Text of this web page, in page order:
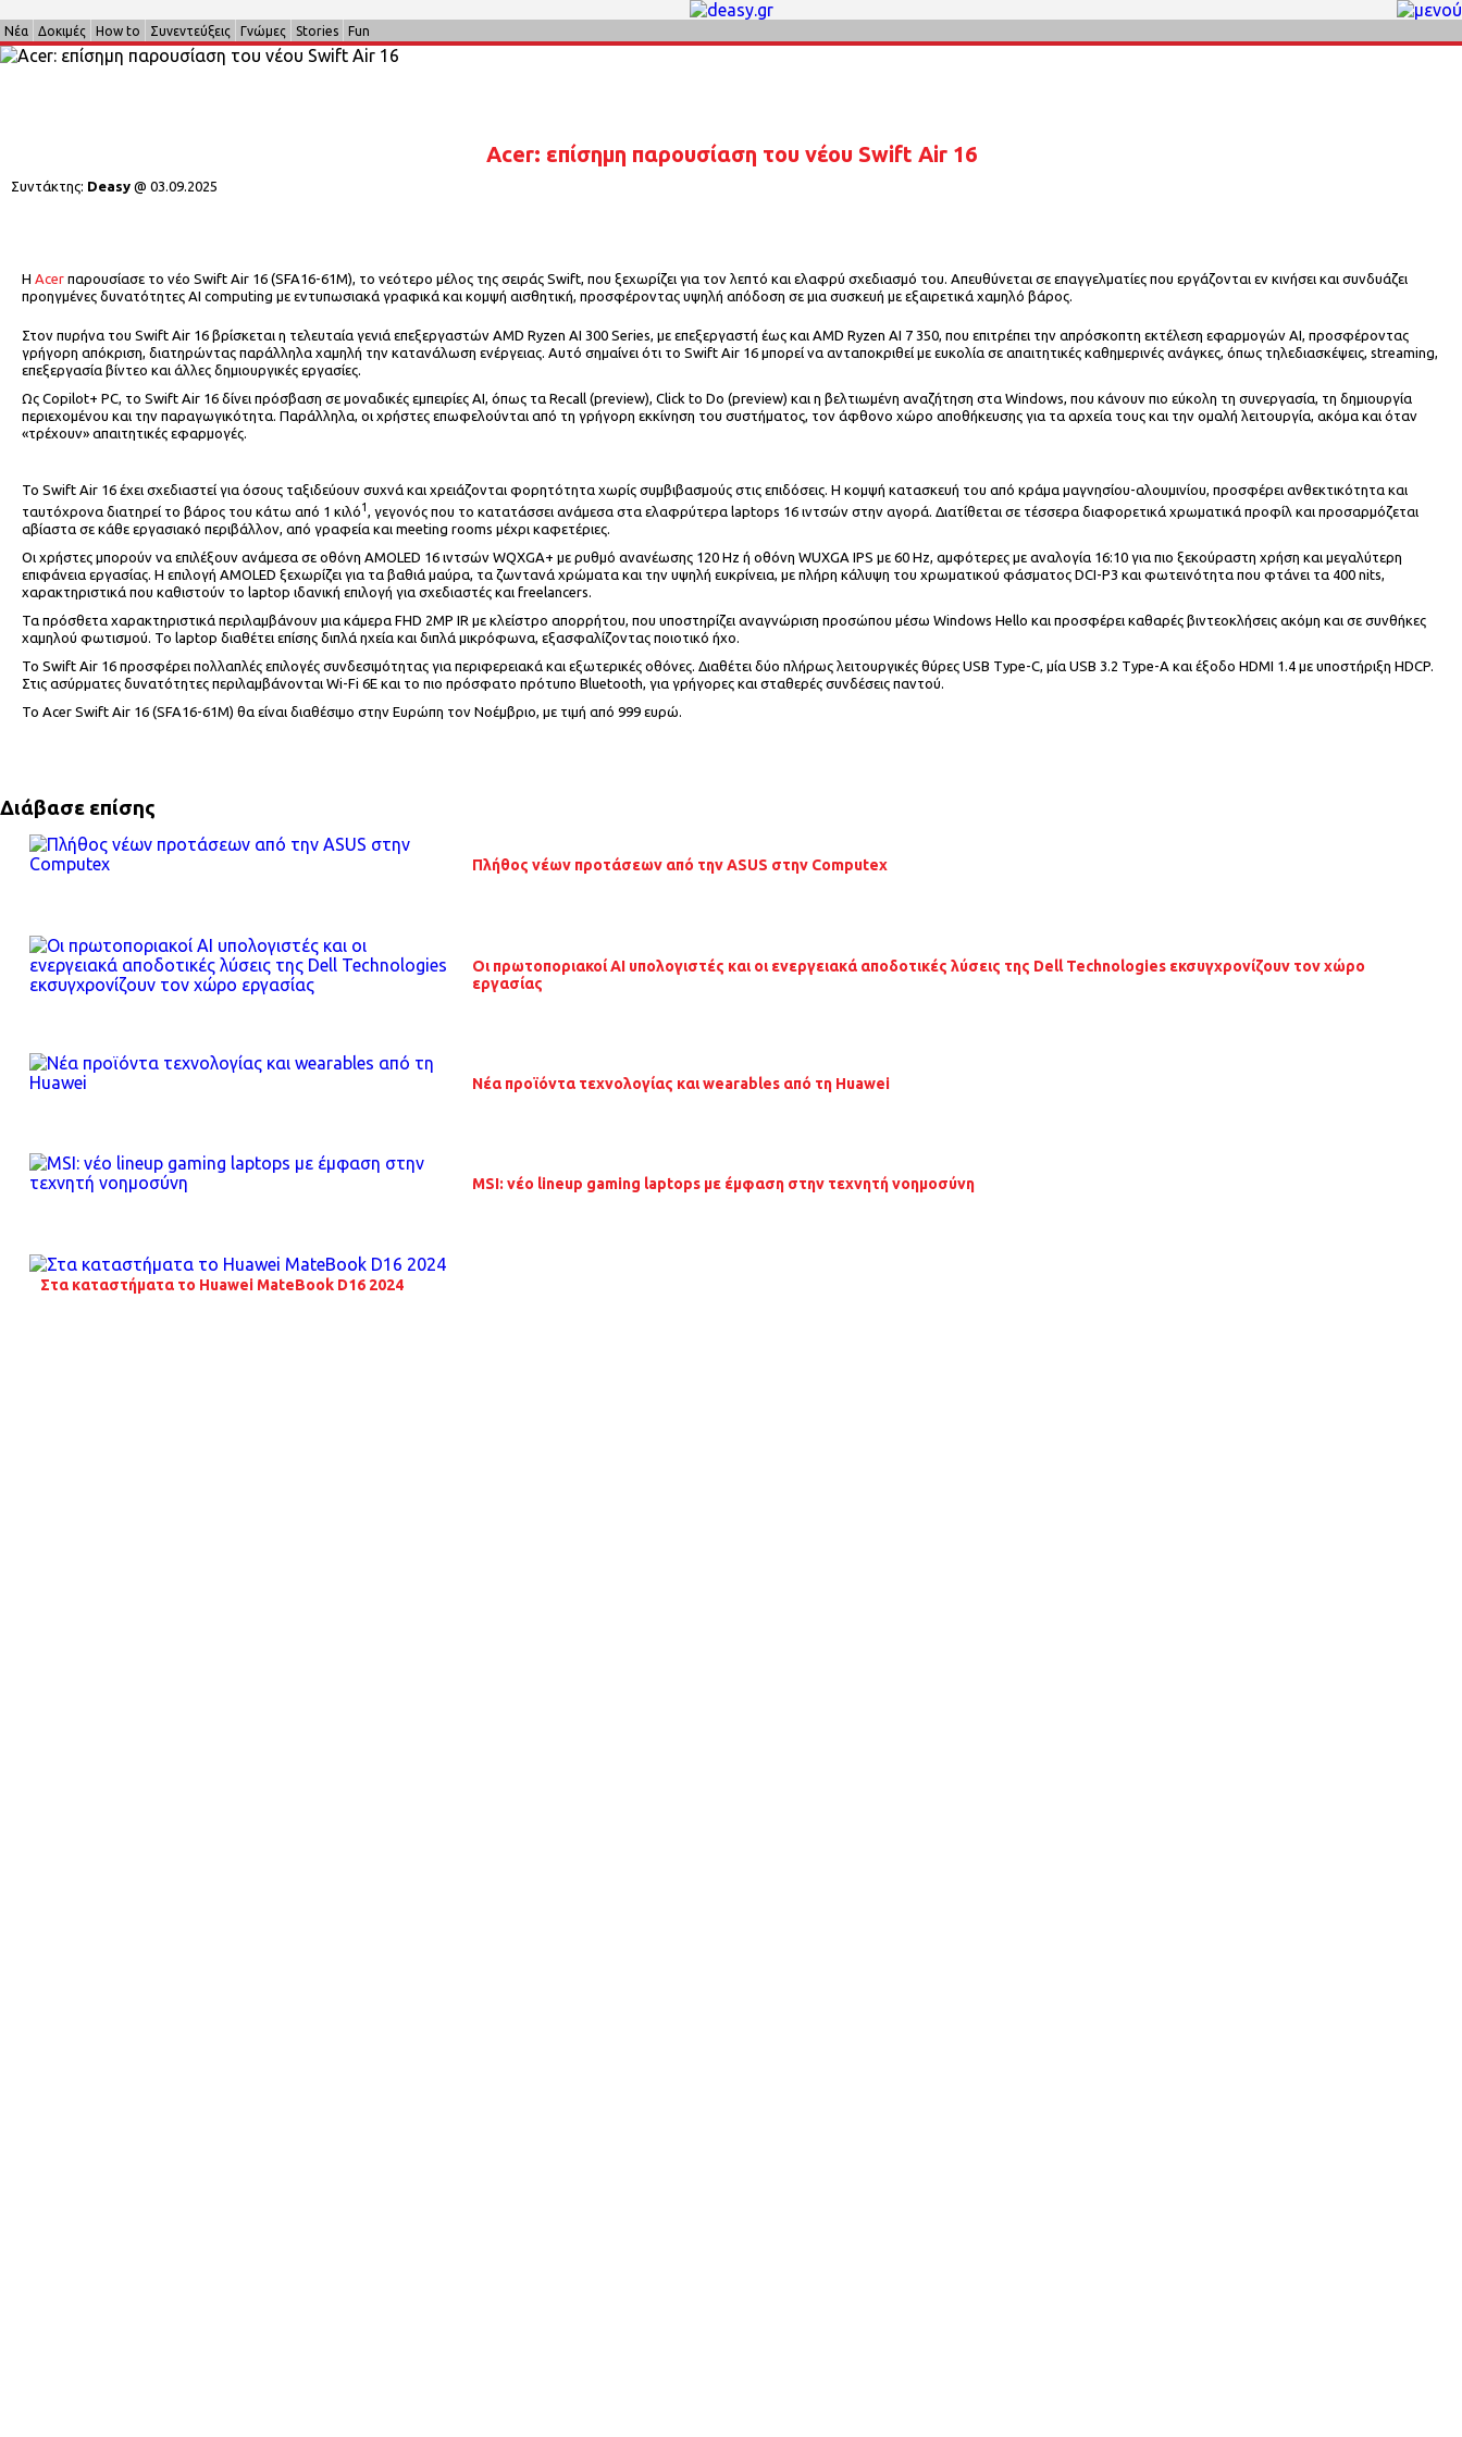
Νέα Δοκιμές How to Συνεντεύξεις Γνώμες Stories Fun
Acer: επίσημη παρουσίαση του νέου Swift Air 16
Συντάκτης: Deasy @ 03.09.2025
Η Acer παρουσίασε το νέο Swift Air 16 (SFA16-61M), το νεότερο μέλος της σειράς Swift, που ξεχωρίζει για τον λεπτό και ελαφρύ σχεδιασμό του. Απευθύνεται σε επαγγελματίες που εργάζονται εν κινήσει και συνδυάζει
προηγμένες δυνατότητες AI computing με εντυπωσιακά γραφικά και κομψή αισθητική, προσφέροντας υψηλή απόδοση σε μια συσκευή με εξαιρετικά χαμηλό βάρος.
Στον πυρήνα του Swift Air 16 βρίσκεται η τελευταία γενιά επεξεργαστών AMD Ryzen AI 300 Series, με επεξεργαστή έως και AMD Ryzen AI 7 350, που επιτρέπει την απρόσκοπτη εκτέλεση εφαρμογών AI, προσφέροντας
γρήγορη απόκριση, διατηρώντας παράλληλα χαμηλή την κατανάλωση ενέργειας. Αυτό σημαίνει ότι το Swift Air 16 μπορεί να ανταποκριθεί με ευκολία σε απαιτητικές καθημερινές ανάγκες, όπως τηλεδιασκέψεις, streaming,
επεξεργασία βίντεο και άλλες δημιουργικές εργασίες.
Ως Copilot+ PC, το Swift Air 16 δίνει πρόσβαση σε μοναδικές εμπειρίες AI, όπως τα Recall (preview), Click to Do (preview) και η βελτιωμένη αναζήτηση στα Windows, που κάνουν πιο εύκολη τη συνεργασία, τη δημιουργία
περιεχομένου και την παραγωγικότητα. Παράλληλα, οι χρήστες επωφελούνται από τη γρήγορη εκκίνηση του συστήματος, τον άφθονο χώρο αποθήκευσης για τα αρχεία τους και την ομαλή λειτουργία, ακόμα και όταν
«τρέχουν» απαιτητικές εφαρμογές.
Το Swift Air 16 έχει σχεδιαστεί για όσους ταξιδεύουν συχνά και χρειάζονται φορητότητα χωρίς συμβιβασμούς στις επιδόσεις. Η κομψή κατασκευή του από κράμα μαγνησίου-αλουμινίου, προσφέρει ανθεκτικότητα και
ταυτόχρονα διατηρεί το βάρος του κάτω από 1 κιλό1, γεγονός που το κατατάσσει ανάμεσα στα ελαφρύτερα laptops 16 ιντσών στην αγορά. Διατίθεται σε τέσσερα διαφορετικά χρωματικά προφίλ και προσαρμόζεται
αβίαστα σε κάθε εργασιακό περιβάλλον, από γραφεία και meeting rooms μέχρι καφετέριες.
Οι χρήστες μπορούν να επιλέξουν ανάμεσα σε οθόνη AMOLED 16 ιντσών WQXGA+ με ρυθμό ανανέωσης 120 Hz ή οθόνη WUXGA IPS με 60 Hz, αμφότερες με αναλογία 16:10 για πιο ξεκούραστη χρήση και μεγαλύτερη
επιφάνεια εργασίας. Η επιλογή AMOLED ξεχωρίζει για τα βαθιά μαύρα, τα ζωντανά χρώματα και την υψηλή ευκρίνεια, με πλήρη κάλυψη του χρωματικού φάσματος DCI-P3 και φωτεινότητα που φτάνει τα 400 nits,
χαρακτηριστικά που καθιστούν το laptop ιδανική επιλογή για σχεδιαστές και freelancers.
Τα πρόσθετα χαρακτηριστικά περιλαμβάνουν μια κάμερα FHD 2MP IR με κλείστρο απορρήτου, που υποστηρίζει αναγνώριση προσώπου μέσω Windows Hello και προσφέρει καθαρές βιντεοκλήσεις ακόμη και σε συνθήκες
χαμηλού φωτισμού. Το laptop διαθέτει επίσης διπλά ηχεία και διπλά μικρόφωνα, εξασφαλίζοντας ποιοτικό ήχο.
Το Swift Air 16 προσφέρει πολλαπλές επιλογές συνδεσιμότητας για περιφερειακά και εξωτερικές οθόνες. Διαθέτει δύο πλήρως λειτουργικές θύρες USB Type-C, μία USB 3.2 Type-A και έξοδο HDMI 1.4 με υποστήριξη HDCP.
Στις ασύρματες δυνατότητες περιλαμβάνονται Wi-Fi 6E και το πιο πρόσφατο πρότυπο Bluetooth, για γρήγορες και σταθερές συνδέσεις παντού.
Το Acer Swift Air 16 (SFA16-61M) θα είναι διαθέσιμο στην Ευρώπη τον Νοέμβριο, με τιμή από 999 ευρώ.
Διάβασε επίσης
Πλήθος νέων προτάσεων από την ASUS στην Computex
Οι πρωτοποριακοί AI υπολογιστές και οι ενεργειακά αποδοτικές λύσεις της Dell Technologies εκσυγχρονίζουν τον χώρο
εργασίας
Nέα προϊόντα τεχνολογίας και wearables από τη Huawei
MSI: νέο lineup gaming laptops με έμφαση στην τεχνητή νοημοσύνη
Στα καταστήματα το Huawei MateBook D16 2024